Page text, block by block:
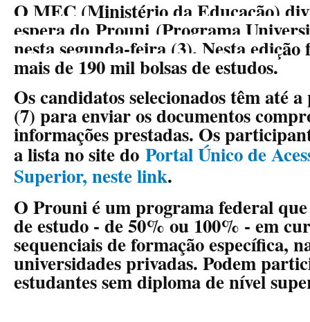
O MEC (Ministério da Educação)
espera do Prouni (Programa
nesta segunda-feira (3). Nesta
mais de 190 mil bolsas de estudos.
Os candidatos selecionados têm até
(7) para enviar os documentos
informações prestadas. Os
a lista no site do Portal Único de
Superior, neste link.
O Prouni é um programa federal
de estudo - de 50% ou 100% - em
sequenciais de formação específica,
universidades privadas. Podem
estudantes sem diploma de nível